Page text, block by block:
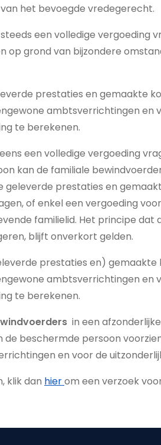
het bevoegde vredegerecht.
een volledige vergoeding
op grond van bijzondere
prestaties en gemaakte
ambtsverrichtingen en
te berekenen.
een volledige vergoeding
kan de familiale
prestaties en
of enkel een vergoeding
familielid. Het principe
blijft onverkort gelden.
prestaties en)
ambtsverrichtingen en
te berekenen.
in een
beschermde persoon
en voor de
klik dan hierom een verzoek